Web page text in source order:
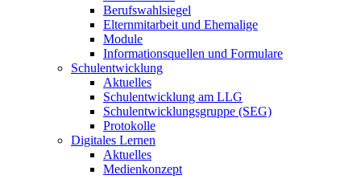
Berufswahlsiegel
Elternmitarbeit und Ehemalige
Module
Informationsquellen und Formulare
Schulentwicklung
Aktuelles
Schulentwicklung am LLG
Schulentwicklungsgruppe (SEG)
Protokolle
Digitales Lernen
Aktuelles
Medienkonzept